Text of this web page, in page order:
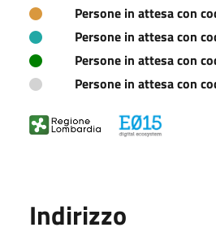
Persone in attesa con
Persone in attesa con
Persone in attesa con
Persone in attesa con
Indirizzo